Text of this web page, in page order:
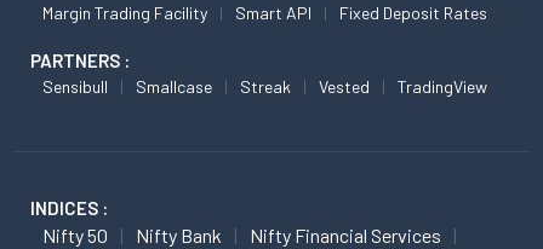
Margin Trading Facility
Smart API Fixed Deposit Rates
PARTNERS :
Sensibull Smallcase Streak Vested TradingView
INDICES :
Nifty 50 Nifty Bank
Nifty Financial Services